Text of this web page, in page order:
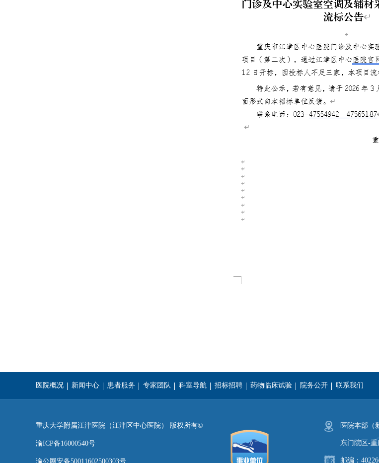
医院概况 新闻中心 患者服务 专家团队 科室导航 招标招聘 药物临床试验 院务公开 联系我们
重庆大学附属江津医院（江津区中心医院） 版权所有©
渝ICP备16000540号
渝公网安备50011602500303号
医院本部（
东门院区-
邮编：